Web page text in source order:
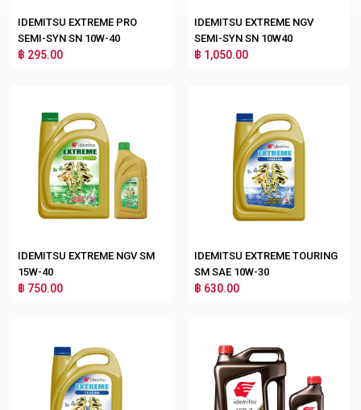
IDEMITSU EXTREME PRO
SEMI-SYN SN 10W-40
฿ 295.00
IDEMITSU EXTREME NGV
SEMI-SYN SN 10W40
฿ 1,050.00
IDEMITSU EXTREME NGV SM
15W-40
฿ 750.00
IDEMITSU EXTREME TOURING
SM SAE 10W-30
฿ 630.00